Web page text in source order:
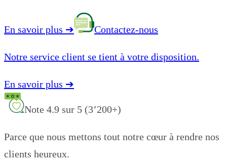
En savoir plus ➔ Contactez-nous
Notre service client se tient à votre disposition.
En savoir plus ➔
Note 4.9 sur 5 (3’200+)
Parce que nous mettons tout notre cœur à rendre nos
clients heureux.